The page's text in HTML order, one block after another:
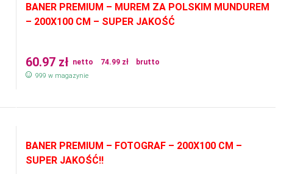
BANER PREMIUM – MUREM ZA POLSKIM MUNDUREM
– 200X100 CM – SUPER JAKOŚĆ
60.97 zł netto 74.99 zł brutto
999 w magazynie
BANER PREMIUM – FOTOGRAF – 200X100 CM –
SUPER JAKOŚĆ!!